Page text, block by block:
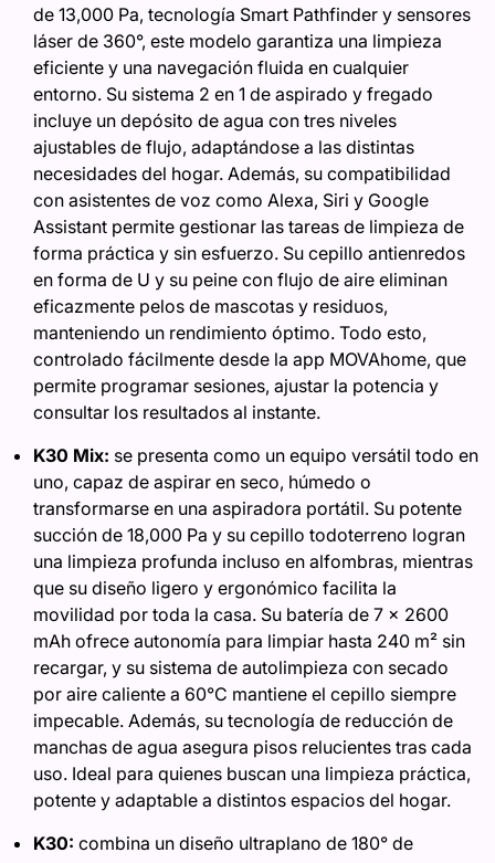
de 13,000 Pa, tecnología Smart Pathfinder y sensores
láser de 360°, este modelo garantiza una limpieza
eficiente y una navegación fluida en cualquier
entorno. Su sistema 2 en 1 de aspirado y fregado
incluye un depósito de agua con tres niveles
ajustables de flujo, adaptándose a las distintas
necesidades del hogar. Además, su compatibilidad
con asistentes de voz como Alexa, Siri y Google
Assistant permite gestionar las tareas de limpieza de
forma práctica y sin esfuerzo. Su cepillo antienredos
en forma de U y su peine con flujo de aire eliminan
eficazmente pelos de mascotas y residuos,
manteniendo un rendimiento óptimo. Todo esto,
controlado fácilmente desde la app MOVAhome, que
permite programar sesiones, ajustar la potencia y
consultar los resultados al instante.
K30 Mix: se presenta como un equipo versátil todo en
uno, capaz de aspirar en seco, húmedo o
transformarse en una aspiradora portátil. Su potente
succión de 18,000 Pa y su cepillo todoterreno logran
una limpieza profunda incluso en alfombras, mientras
que su diseño ligero y ergonómico facilita la
movilidad por toda la casa. Su batería de 7 x 2600
mAh ofrece autonomía para limpiar hasta 240 m² sin
recargar, y su sistema de autolimpieza con secado
por aire caliente a 60°C mantiene el cepillo siempre
impecable. Además, su tecnología de reducción de
manchas de agua asegura pisos relucientes tras cada
uso. Ideal para quienes buscan una limpieza práctica,
potente y adaptable a distintos espacios del hogar.
K30: combina un diseño ultraplano de 180° de